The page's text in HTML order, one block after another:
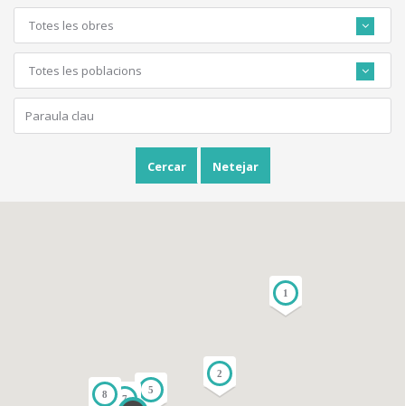
Totes les obres
Totes les poblacions
Cercar Netejar
1
2
5
7
8